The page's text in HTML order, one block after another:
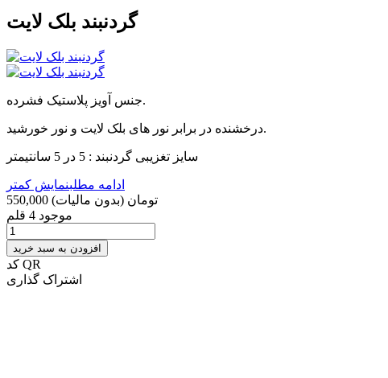
گردنبند بلک لایت
جنس آویز پلاستیک فشرده.
درخشنده در برابر نور های بلک لایت و نور خورشید.
سایز تغزیبی گردنبند : 5 در 5 سانتیمتر
ادامه مطلبنمایش کمتر
550,000 تومان (بدون مالیات)
موجود 4 قلم
افزودن به سبد خرید
کد QR
اشتراک گذاری